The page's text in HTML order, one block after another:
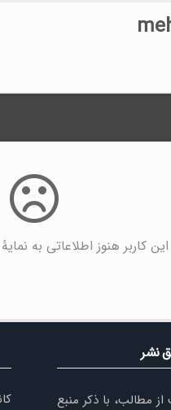
این کاربر هنوز اطلاعاتی به
نشر
مطالب، با ذکر منبع